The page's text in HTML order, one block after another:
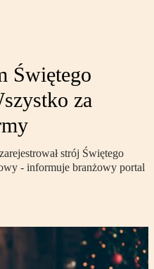
Świętego
za
strój Świętego
- informuje branżowy portal